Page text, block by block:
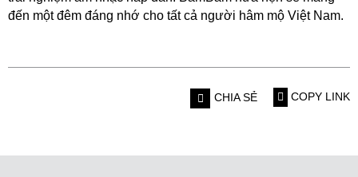
đến một đêm đáng nhớ cho tất cả người hâm mộ Việt Nam.
CHIA SẺ COPY LINK